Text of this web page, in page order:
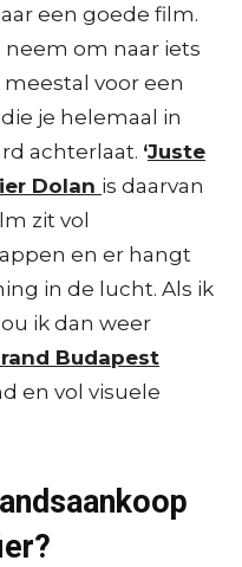
een goede film.
neem om naar iets
voor een
je helemaal in
achterlaat. ‘Juste
Dolan is daarvan
zit vol
en er hangt
in de lucht. Als ik
ik dan weer
Budapest
en vol visuele
aankoop